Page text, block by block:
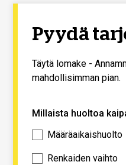
Pyydä
Täytä lomake -
mahdollisimman pian.
Millaista huoltoa
Määräaikaishuolto
Renkaiden vaihto